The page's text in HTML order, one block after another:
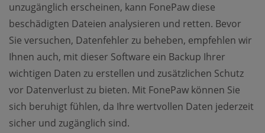
unzugänglich erscheinen, kann FonePaw diese
beschädigten Dateien analysieren und retten. Bevor
Sie versuchen, Datenfehler zu beheben, empfehlen wir
Ihnen auch, mit dieser Software ein Backup Ihrer
wichtigen Daten zu erstellen und zusätzlichen Schutz
vor Datenverlust zu bieten. Mit FonePaw können Sie
sich beruhigt fühlen, da Ihre wertvollen Daten jederzeit
sicher und zugänglich sind.